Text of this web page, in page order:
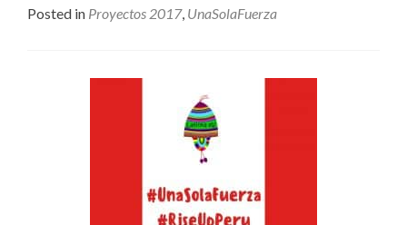
Posted in Proyectos 2017, UnaSolaFuerza